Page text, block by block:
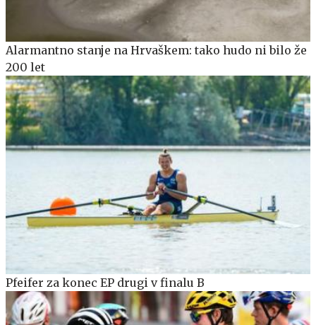
Alarmantno stanje na Hrvaškem: tako hudo ni bilo že
200 let
Pfeifer za konec EP drugi v finalu B